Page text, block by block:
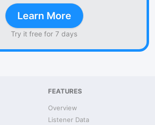
Learn More
Try it free for 7 days
FEATURES
Overview
Listener Data